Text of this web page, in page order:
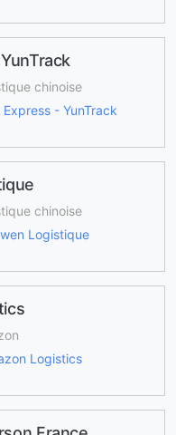
chinoise
- YunTrack
chinoise
Logistique
Logistics